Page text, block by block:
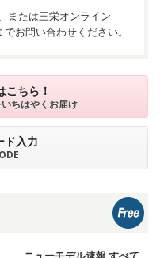
または三栄オンライン
でお問い合わせください。
こちら！
いちはやくお届け
ド入力